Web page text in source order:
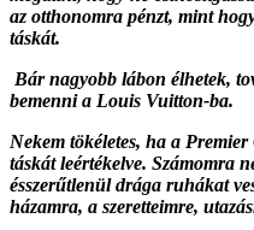
az otthonomra pénzt, mint
táskát.
Bár nagyobb lábon élhetek,
bemenni a Louis Vuitton-ba.
Nekem tökéletes, ha a Premier
táskát leértékelve. Számomra
ésszerűtlenül drága ruhákat
házamra, a szeretteimre,